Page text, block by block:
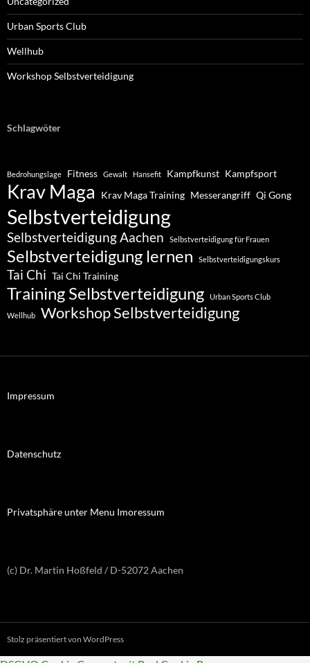
Urban Sports Club
Wellhub
Workshop Selbstverteidigung
Schlagwöter
Bedrohungslage Fitness Gewalt Hansefit Kampfkunst Kampfsport
Krav Maga Krav Maga Training Messerangriff Qi Gong
Selbstverteidigung
Selbstverteidigung Aachen Selbstverteidigung für Frauen
Selbstverteidigung lernen Selbstverteidigungskurs
Tai Chi Tai Chi Training
Training Selbstverteidigung Urban Sports Club
Wellhub Workshop Selbstverteidigung
Impressum
Datenschutz
Privatsphäre unter Menu Imoressum
(c) Dr. Martin Hoßfeld / D-52072 Aachen
Stolz präsentiert von WordPress